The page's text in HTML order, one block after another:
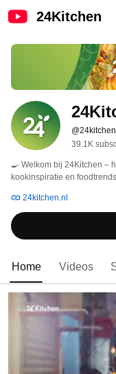
24Kitchen
@24kitchen
39.1K
🍳 Welkom bij 24Kitchen –
kookinspiratie en
video's die je meteen zelf
24kitchen.nl
Home Videos